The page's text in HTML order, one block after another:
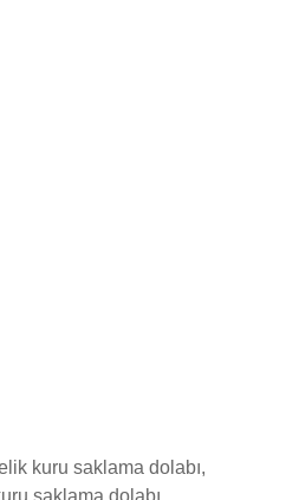
kuru saklama dolabı,
saklama dolabı